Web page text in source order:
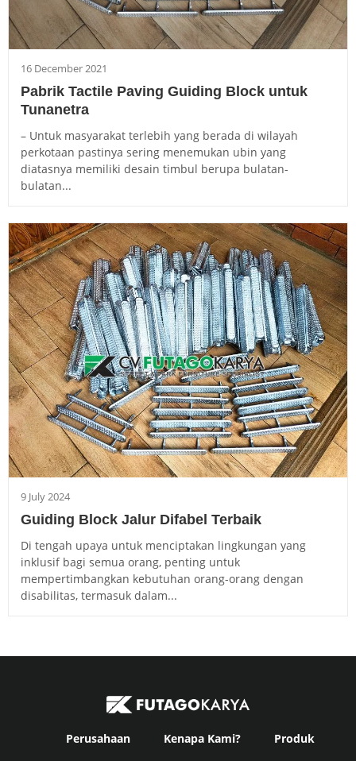
16 December 2021
Pabrik Tactile Paving Guiding Block untuk
Tunanetra
– Untuk masyarakat terlebih yang berada di wilayah
perkotaan pastinya sering menemukan ubin yang
diatasnya memiliki desain timbul berupa bulatan-
bulatan...
9 July 2024
Guiding Block Jalur Difabel Terbaik
Di tengah upaya untuk menciptakan lingkungan yang
inklusif bagi semua orang, penting untuk
mempertimbangkan kebutuhan orang-orang dengan
disabilitas, termasuk dalam...
Perusahaan Kenapa Kami? Produk